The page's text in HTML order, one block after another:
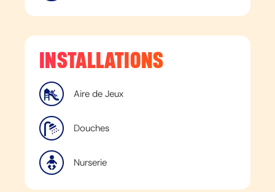
INSTALLATIONS
Aire de Jeux
Douches
Nurserie